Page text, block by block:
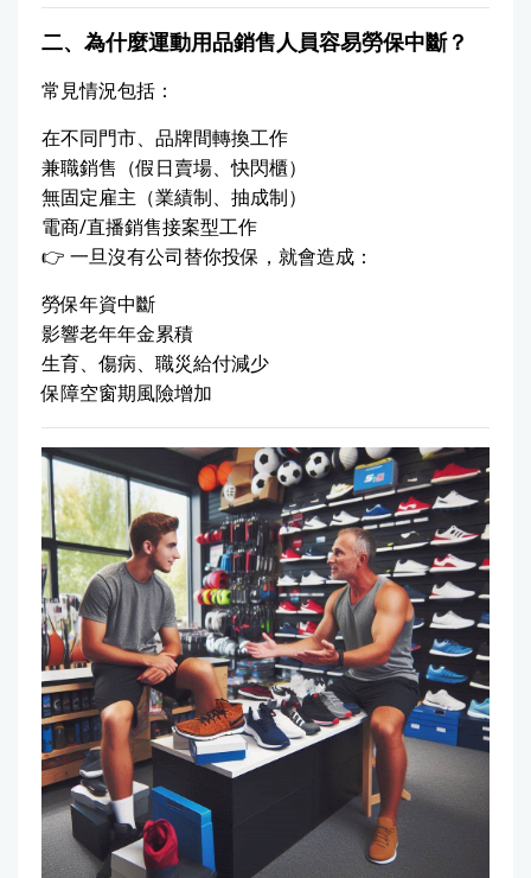
二、為什麼運動用品銷售人員容易勞保中斷？
常見情況包括：
在不同門市、品牌間轉換工作
兼職銷售（假日賣場、快閃櫃）
無固定雇主（業績制、抽成制）
電商/直播銷售接案型工作
👉 一旦沒有公司替你投保，就會造成：
勞保年資中斷
影響老年年金累積
生育、傷病、職災給付減少
保障空窗期風險增加